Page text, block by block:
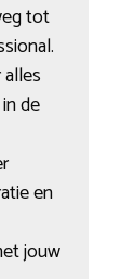
tot
de
en
jouw